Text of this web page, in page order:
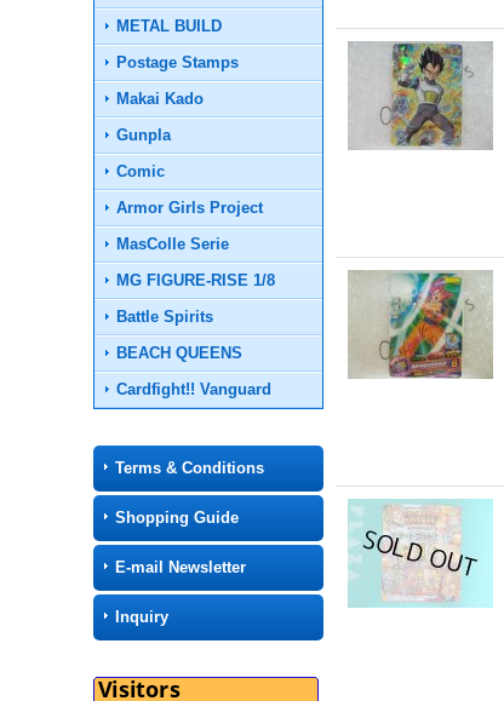
METAL BUILD
Postage Stamps
Makai Kado
Gunpla
Comic
Armor Girls Project
MasColle Serie
MG FIGURE-RISE 1/8
Battle Spirits
BEACH QUEENS
Cardfight!! Vanguard
Terms & Conditions
Shopping Guide
E-mail Newsletter
Inquiry